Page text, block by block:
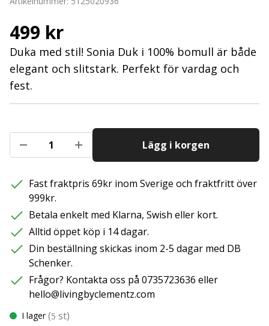
499 kr
Duka med stil! Sonia Duk i 100% bomull är både
elegant och slitstark. Perfekt för vardag och
fest.
Lägg i korgen
Fast fraktpris 69kr inom Sverige och fraktfritt över
999kr.
Betala enkelt med Klarna, Swish eller kort.
Alltid öppet köp i 14 dagar.
Din beställning skickas inom 2-5 dagar med DB
Schenker.
Frågor? Kontakta oss på 0735723636 eller
hello@livingbyclementz.com
I lager (5 st)